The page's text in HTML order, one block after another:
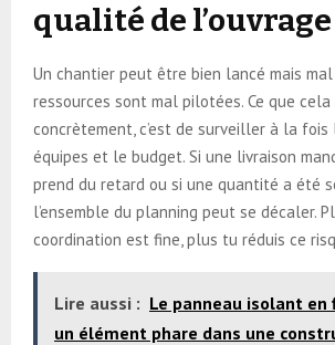
qualité de l’ouvrage
Un chantier peut être bien lancé mais
ressources sont mal pilotées. Ce que cela
concrètement, c’est de surveiller à la
équipes et le budget. Si une livraison
prend du retard ou si une quantité a été
l’ensemble du planning peut se décaler.
coordination est fine, plus tu réduis ce
Lire aussi : Le panneau isolant en
un élément phare dans une